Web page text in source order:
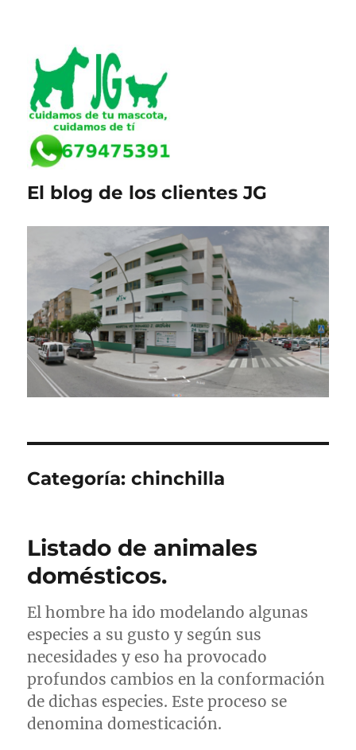
El blog de los clientes JG
Categoría:chinchilla
Listado de animales
domésticos.
El hombre ha ido modelando algunas
especies a su gusto y según sus
necesidades y eso ha provocado
profundos cambios en la conformación
de dichas especies. Este proceso se
denomina domesticación.